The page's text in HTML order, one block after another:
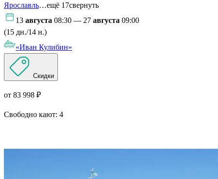
Ярославль…ещё 17свернуть
13 августа 08:30 — 27 августа 09:00
(15 дн./14 н.)
«Иван Кулибин»
Скидки
от 83 998 ₽
Свободно кают: 4